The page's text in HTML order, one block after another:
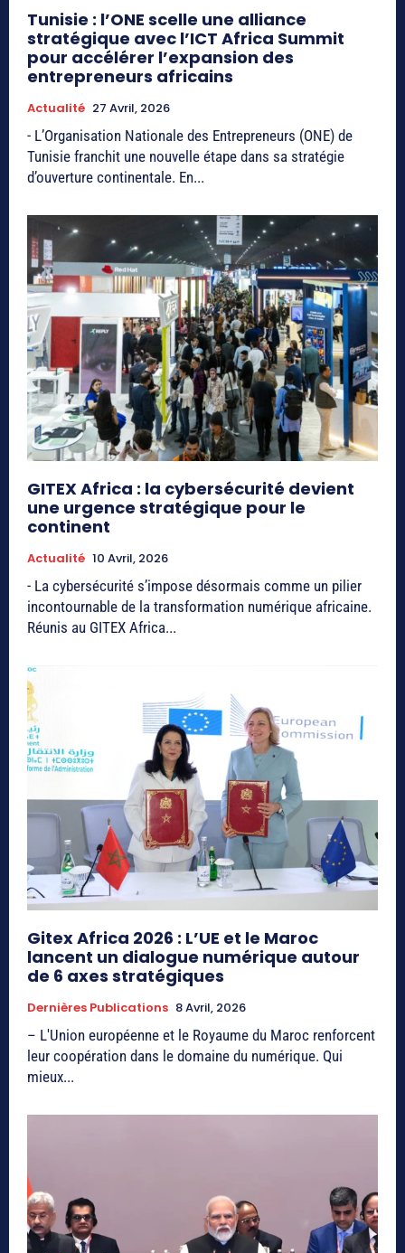
Tunisie : l’ONE scelle une alliance
stratégique avec l’ICT Africa Summit
pour accélérer l’expansion des
entrepreneurs africains
Actualité 27 Avril, 2026
- L’Organisation Nationale des Entrepreneurs (ONE) de
Tunisie franchit une nouvelle étape dans sa stratégie
d’ouverture continentale. En...
GITEX Africa : la cybersécurité devient
une urgence stratégique pour le
continent
Actualité 10 Avril, 2026
- La cybersécurité s’impose désormais comme un pilier
incontournable de la transformation numérique africaine.
Réunis au GITEX Africa...
Gitex Africa 2026 : L’UE et le Maroc
lancent un dialogue numérique autour
de 6 axes stratégiques
Dernières Publications 8 Avril, 2026
– L'Union européenne et le Royaume du Maroc renforcent
leur coopération dans le domaine du numérique. Qui
mieux...